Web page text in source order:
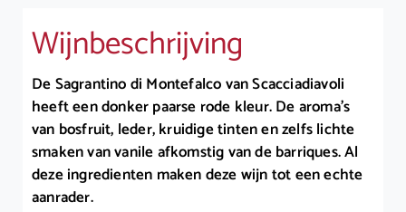
Wijnbeschrijving
De Sagrantino di Montefalco van Scacciadiavoli
heeft een donker paarse rode kleur. De aroma’s
van bosfruit, leder, kruidige tinten en zelfs lichte
smaken van vanile afkomstig van de barriques. Al
deze ingredienten maken deze wijn tot een echte
aanrader.